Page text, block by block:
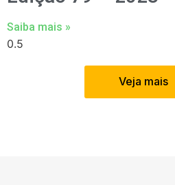
Saiba mais »
Veja mais